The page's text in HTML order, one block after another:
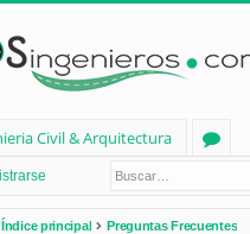
Civil & Arquitectura
os
Índice principal Preguntas Frecuentes